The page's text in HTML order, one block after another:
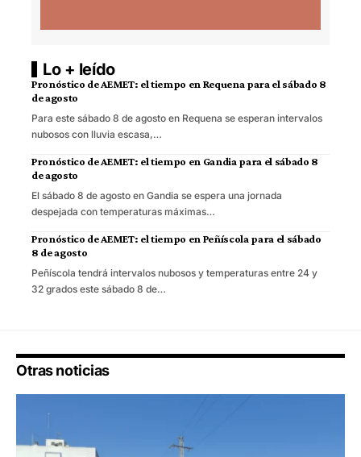
Lo + leído
Pronóstico de AEMET: el tiempo en Requena para el sábado 8
de agosto
Para este sábado 8 de agosto en Requena se esperan intervalos
nubosos con lluvia escasa,…
Pronóstico de AEMET: el tiempo en Gandia para el sábado 8
de agosto
El sábado 8 de agosto en Gandia se espera una jornada
despejada con temperaturas máximas…
Pronóstico de AEMET: el tiempo en Peñíscola para el sábado
8 de agosto
Peñíscola tendrá intervalos nubosos y temperaturas entre 24 y
32 grados este sábado 8 de…
Otras noticias